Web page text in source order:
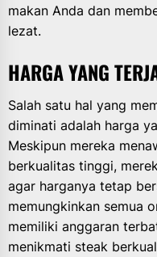
makan Anda dan
lezat.
HARGA YANG
Salah satu hal yang
diminati adalah harga
Meskipun mereka
berkualitas tinggi,
agar harganya tetap
memungkinkan semua
memiliki anggaran
menikmati steak